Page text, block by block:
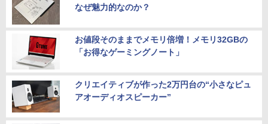
なぜ魅力的なのか？
お値段そのままでメモリ倍増！メモリ32GBの
「お得なゲーミングノート」
クリエイティブが作った2万円台の“小さなピュ
アオーディオスピーカー”